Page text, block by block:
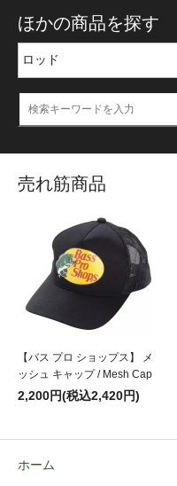
ほかの商品を探す
売れ筋商品
【バス プロ ショップス】 メ
ッシュ キャップ / Mesh Cap
2,200円(税込2,420円)
ホーム